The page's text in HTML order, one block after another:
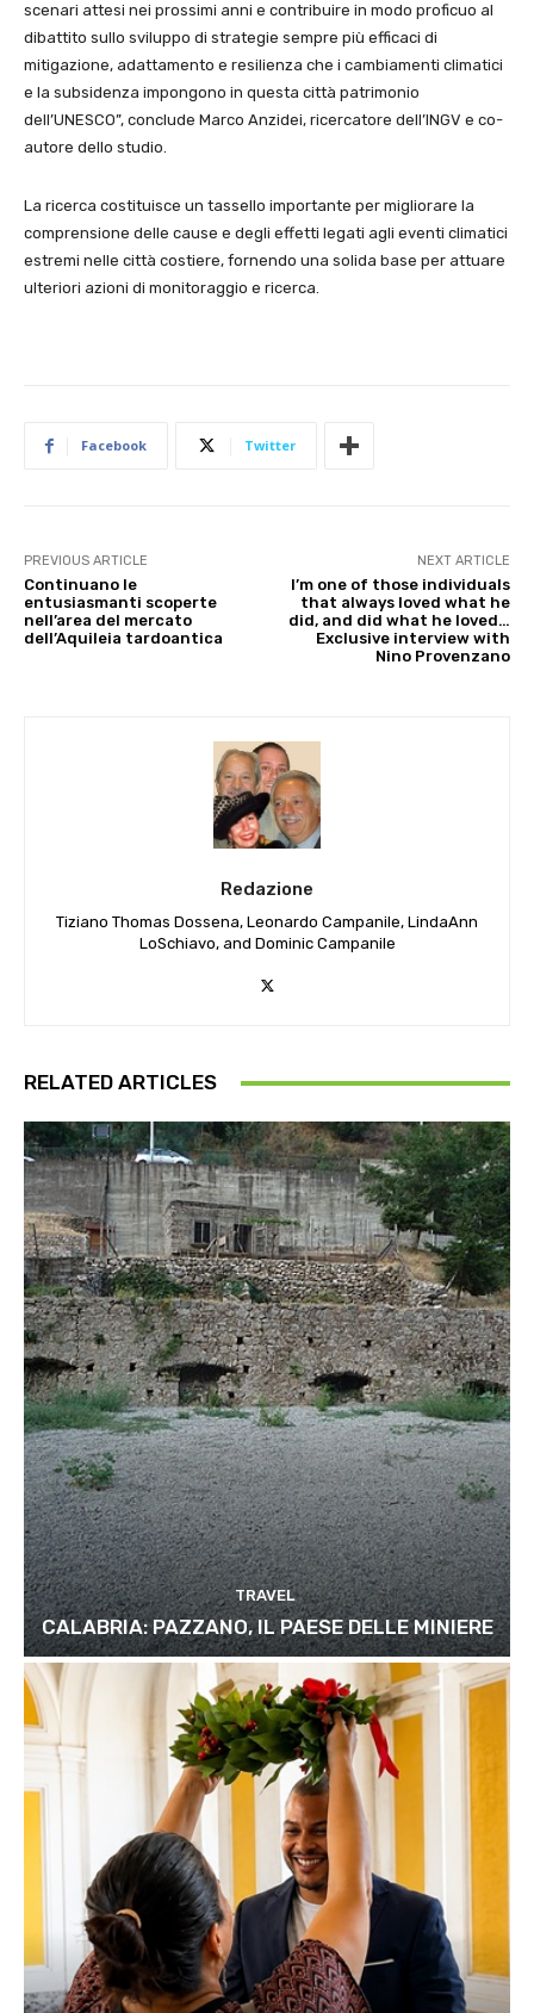
scenari attesi nei prossimi anni e contribuire in modo proficuo al
dibattito sullo sviluppo di strategie sempre più efficaci di
mitigazione, adattamento e resilienza che i cambiamenti climatici
e la subsidenza impongono in questa città patrimonio
dell’UNESCO”, conclude Marco Anzidei, ricercatore dell’INGV e co-
autore dello studio.
La ricerca costituisce un tassello importante per migliorare la
comprensione delle cause e degli effetti legati agli eventi climatici
estremi nelle città costiere, fornendo una solida base per attuare
ulteriori azioni di monitoraggio e ricerca.
Facebook Twitter
PREVIOUS ARTICLE
Continuano le
entusiasmanti scoperte
nell’area del mercato
dell’Aquileia tardoantica
NEXT ARTICLE
I’m one of those individuals
that always loved what he
did, and did what he loved…
Exclusive interview with
Nino Provenzano
Redazione
Tiziano Thomas Dossena, Leonardo Campanile, LindaAnn
LoSchiavo, and Dominic Campanile
RELATED ARTICLES
TRAVEL
CALABRIA: PAZZANO, IL PAESE DELLE MINIERE